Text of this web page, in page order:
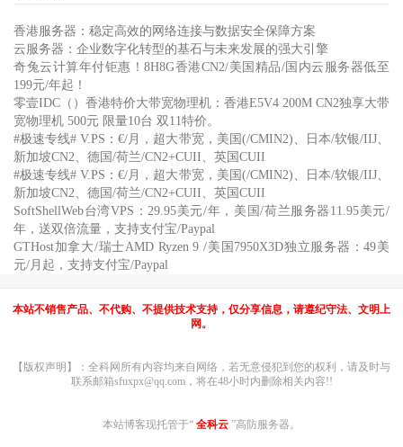
香港服务器：稳定高效的网络连接与数据安全保障方案
云服务器：企业数字化转型的基石与未来发展的强大引擎
奇兔云计算年付钜惠！8H8G香港CN2/美国精品/国内云服务器低至
199元/年起！
零壹IDC（）香港特价大带宽物理机：香港E5V4 200M CN2独享大带
宽物理机 500元 限量10台 双11特价。
#极速专线# V.PS：€/月，超大带宽，美国(/CMIN2)、日本/软银/IIJ、
新加坡CN2、德国/荷兰/CN2+CUII、英国CUII
#极速专线# V.PS：€/月，超大带宽，美国(/CMIN2)、日本/软银/IIJ、
新加坡CN2、德国/荷兰/CN2+CUII、英国CUII
SoftShellWeb台湾VPS：29.95美元/年，美国/荷兰服务器11.95美元/
年，送双倍流量，支持支付宝/Paypal
GTHost加拿大/瑞士AMD Ryzen 9 /美国7950X3D独立服务器：49美
元/月起，支持支付宝/Paypal
本站不销售产品、不代购、不提供技术支持，仅分享信息，请遵纪守法、文明上
网。
【版权声明】：全科网所有内容均来自网络，若无意侵犯到您的权利，请及时与
联系邮箱sfuxpx@qq.com，将在48小时内删除相关内容!!
本站博客现托管于“ 全科云 ”高防服务器。